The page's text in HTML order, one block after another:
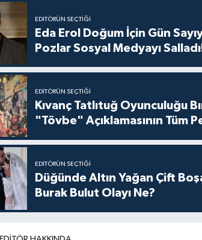
EDITÖRÜN SEÇTIĞI
Eda Erol Doğum İçin Gün
Pozlar Sosyal Medyayı
EDITÖRÜN SEÇTIĞI
Kıvanç Tatlıtuğ Oyunculuğu
"Tövbe" Açıklamasının Tüm
EDITÖRÜN SEÇTIĞI
Düğünde Altın Yağan Çift
Burak Bulut Olayı Ne?